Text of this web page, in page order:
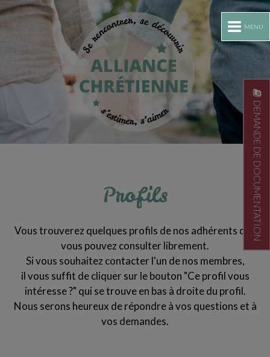
MENU
DEMANDE DE DOCUMENTATION
Profils
Vous trouverez quelques profils de nos adhérents que
vous pouvez consulter librement.
Si vous souhaitez contacter l'un de nos membres,
il vous suffit de cliquer sur le bouton "Ce profil vous
intéresse ?" qui se trouve en bas à droite du profil.
Nous serons heureux de répondre à vos questions et à
vos demandes.